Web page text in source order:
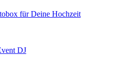
für Deine Hochzeit
DJ